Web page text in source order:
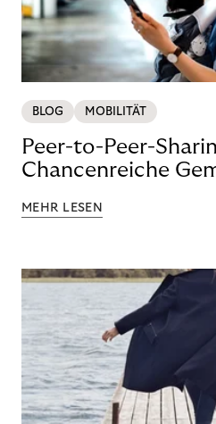
BLOG MOBILITÄT
Peer-to-Peer-
Chancenreiche
MEHR LESEN